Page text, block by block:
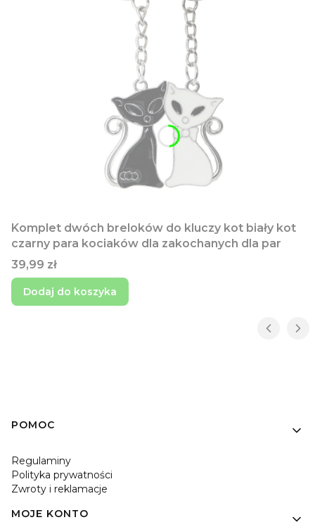
Komplet dwóch breloków do kluczy kot biały kot
czarny para kociaków dla zakochanych dla par
Cena
39,99 zł
Dodaj do koszyka
Linki w stopce
POMOC
Regulaminy
Polityka prywatności
Zwroty i reklamacje
MOJE KONTO